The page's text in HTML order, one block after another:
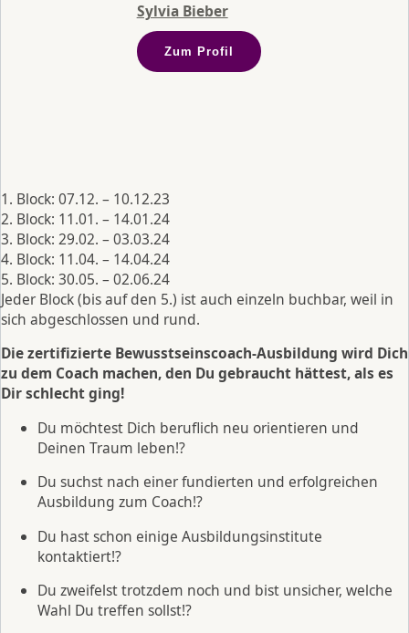
Sylvia Bieber
Zum Profil
1. Block: 07.12. – 10.12.23
2. Block: 11.01. – 14.01.24
3. Block: 29.02. – 03.03.24
4. Block: 11.04. – 14.04.24
5. Block: 30.05. – 02.06.24
Jeder Block (bis auf den 5.) ist auch einzeln buchbar, weil in
sich abgeschlossen und rund.
Die zertifizierte Bewusstseinscoach-Ausbildung wird Dich
zu dem Coach machen, den Du gebraucht hättest, als es
Dir schlecht ging!
Du möchtest Dich beruflich neu orientieren und
Deinen Traum leben!?
Du suchst nach einer fundierten und erfolgreichen
Ausbildung zum Coach!?
Du hast schon einige Ausbildungsinstitute
kontaktiert!?
Du zweifelst trotzdem noch und bist unsicher, welche
Wahl Du treffen sollst!?